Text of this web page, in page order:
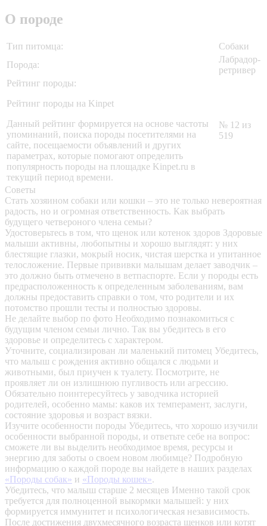
О породе
Тип питомца:
Собаки
Порода:
Лабрадор-
ретривер
Рейтинг породы:
Рейтинг породы на Kinpet
Данный рейтинг формируется на основе частоты
упоминаний, поиска породы посетителями на
сайте, посещаемости объявлений и других
параметрах, которые помогают определить
популярность породы на площадке Kinpet.ru в
текущий период времени.
№ 12 из
519
Советы
Стать хозяином собаки или кошки – это не только невероятная
радость, но и огромная ответственность. Как выбрать
будущего четвероного члена семьи?
Удостоверьтесь в том, что щенок или котенок здоров Здоровые
малыши активны, любопытны и хорошо выглядят: у них
блестящие глазки, мокрый носик, чистая шерстка и упитанное
телосложение. Первые прививки малышам делает заводчик –
это должно быть отмечено в ветпаспорте. Если у породы есть
предрасположенность к определенным заболеваниям, вам
должны предоставить справки о том, что родители и их
потомство прошли тесты и полностью здоровы.
Не делайте выбор по фото Необходимо познакомиться с
будущим членом семьи лично. Так вы убедитесь в его
здоровье и определитесь с характером.
Уточните, социализирован ли маленький питомец Убедитесь,
что малыш с рождения активно общался с людьми и
животными, был приучен к туалету. Посмотрите, не
проявляет ли он излишнюю пугливость или агрессию.
Обязательно поинтересуйтесь у заводчика историей
родителей, особенно мамы: каков их темперамент, заслуги,
состояние здоровья и возраст вязки.
Изучите особенности породы Убедитесь, что хорошо изучили
особенности выбранной породы, и ответьте себе на вопрос:
сможете ли вы выделить необходимое время, ресурсы и
энергию для заботы о своем новом любимце? Подробную
информацию о каждой породе вы найдете в наших разделах
«Породы собак» и «Породы кошек».
Убедитесь, что малыш старше 2 месяцев Именно такой срок
требуется для полноценной выкормки малышей: у них
формируется иммунитет и психологическая независимость.
После достижения двухмесячного возраста щенков или котят